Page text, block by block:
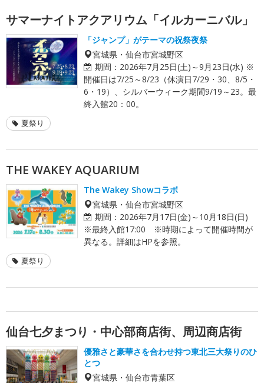
サマーナイトアクアリウム「イルカーニバル」
「ジャンプ」がテーマの祝祭夜祭
宮城県・仙台市宮城野区
期間： 2026年7月25日(土)～9月23日(水) ※
開催日は7/25～8/23（休演日7/29・30、8/5・
6・19）、シルバーウィーク期間9/19～23。最
終入館20：00。
夏祭り
THE WAKEY AQUARIUM
The Wakey Showコラボ
宮城県・仙台市宮城野区
期間： 2026年7月17日(金)～10月18日(日)
※最終入館17:00 ※時期によって開催時間が
異なる。詳細はHPを参照。
夏祭り
仙台七夕まつり・中心部商店街、周辺商店街
優雅さと豪華さを合わせ持つ東北三大祭りのひ
とつ
宮城県・仙台市青葉区